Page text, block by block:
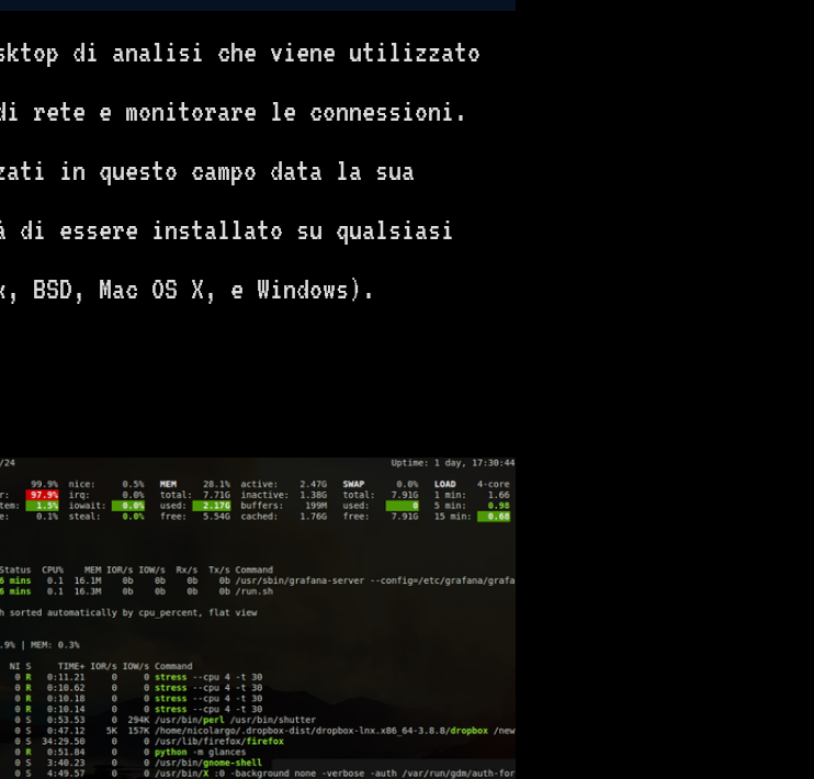
di analisi che viene utilizzato
rete e monitorare le connessioni.
in questo campo data la sua
essere installato su qualsiasi
Mac OS X, e Windows).